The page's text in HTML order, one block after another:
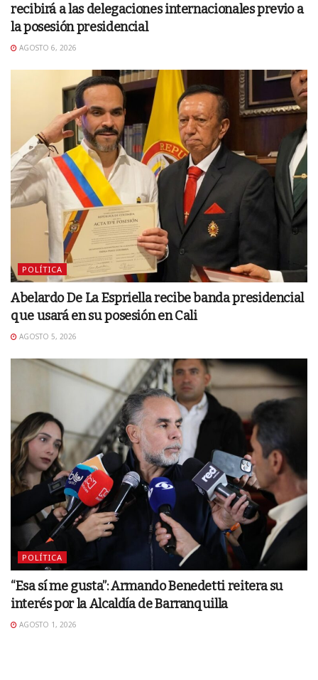
recibirá a las delegaciones internacionales previo a
la posesión presidencial
AGOSTO 6, 2026
POLÍTICA
Abelardo De La Espriella recibe banda presidencial
que usará en su posesión en Cali
AGOSTO 5, 2026
POLÍTICA
“Esa sí me gusta”: Armando Benedetti reitera su
interés por la Alcaldía de Barranquilla
AGOSTO 1, 2026